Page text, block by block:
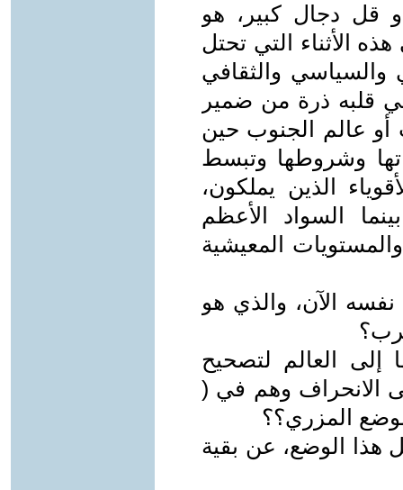
أو قل دجال كبير، هو
الأثناء التي تحتل
والسياسي والثقافي
قلبه ذرة من ضمير
أو عالم الجنوب حين
وشروطها وتبسط
الذين يملكون،
السواد الأعظم
المعيشية
الآن، والذي هو
إلى العالم لتصحيح
الانحراف وهم في (
المزري؟؟
هذا الوضع، عن بقية